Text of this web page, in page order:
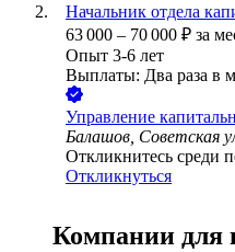
Начальник отдела
63 000 – 70 000 ₽ за
Опыт 3-6 лет
Выплаты: Два раза в
Управление
Балашов, Советская
Откликнитесь среди
Откликнуться
Компании для